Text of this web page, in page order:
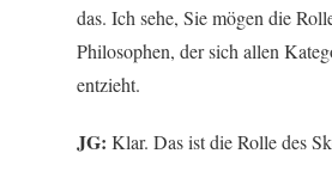
das. Ich sehe, Sie mögen die
Philosophen, der sich allen
entzieht.
JG: Klar. Das ist die Rolle des